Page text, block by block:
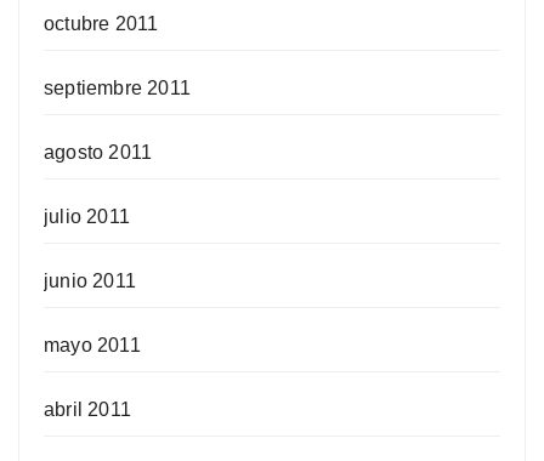
octubre 2011
septiembre 2011
agosto 2011
julio 2011
junio 2011
mayo 2011
abril 2011